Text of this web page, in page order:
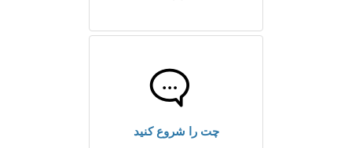
چت را شروع کنید